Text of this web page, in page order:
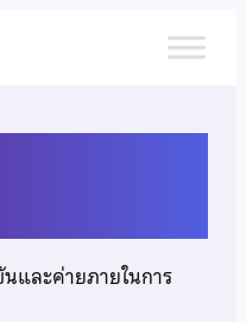
และค่ายภายในการ